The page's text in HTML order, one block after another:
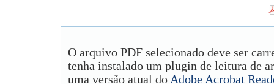
O arquivo PDF selecionado deve ser
tenha instalado um plugin de leitura de
uma versão atual do Adobe Acrobat